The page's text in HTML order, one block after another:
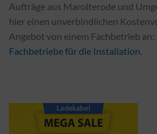
Aufträge aus Marolterode und
hier einen unverbindlichen
Angebot von einem Fachbetrieb an:
Fachbetriebe für die Installation.